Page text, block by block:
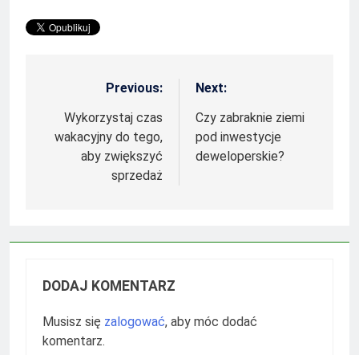
Nawigacja
wpisu
Previous:
Wykorzystaj czas
wakacyjny do tego,
aby zwiększyć
sprzedaż
Next:
Czy zabraknie ziemi
pod inwestycje
deweloperskie?
DODAJ KOMENTARZ
Musisz się zalogować, aby móc dodać
komentarz.